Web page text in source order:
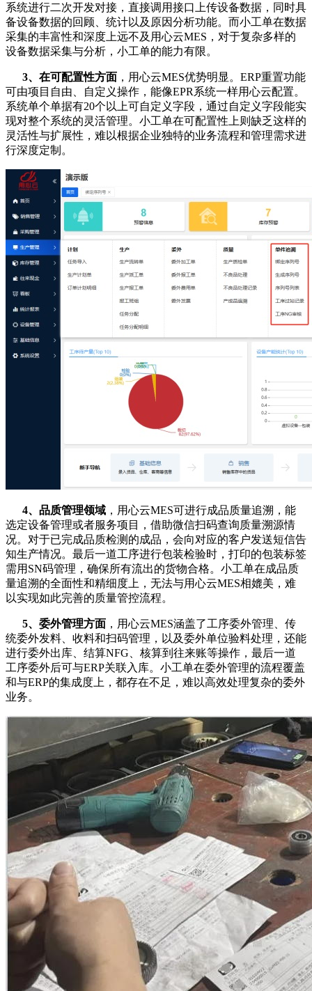
系统进行二次开发对接，直接调用接口上传设备数据，同时具
备设备数据的回顾、统计以及原因分析功能。而小工单在数据
采集的丰富性和深度上远不及用心云MES，对于复杂多样的
设备数据采集与分析，小工单的能力有限。
3、 在可配置性方面 ，用心云MES优势明显。ERP重置功能
可由项目自由、自定义操作，能像EPR系统一样用心云配置。
系统单个单据有20个以上可自定义字段，通过自定义字段能实
现对整个系统的灵活管理。小工单在可配置性上则缺乏这样的
灵活性与扩展性，难以根据企业独特的业务流程和管理需求进
行深度定制。
4、 品质管理领域 ，用心云MES可进行成品质量追溯，能
选定设备管理或者服务项目，借助微信扫码查询质量溯源情
况。对于已完成品质检测的成品，会向对应的客户发送短信告
知生产情况。最后一道工序进行包装检验时，打印的包装标签
需用SN码管理，确保所有流出的货物合格。小工单在成品质
量追溯的全面性和精细度上，无法与用心云MES相媲美，难
以实现如此完善的质量管控流程。
5、 委外管理方面 ，用心云MES涵盖了工序委外管理、传
统委外发料、收料和扫码管理，以及委外单位验料处理，还能
进行委外出库、结算NFG、核算到往来账等操作，最后一道
工序委外后可与ERP关联入库。小工单在委外管理的流程覆盖
和与ERP的集成度上，都存在不足，难以高效处理复杂的委外
业务。